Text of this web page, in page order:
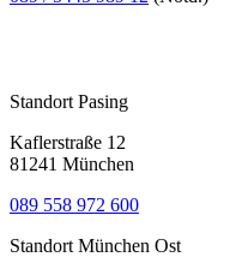
Standort Pasing
Kaflerstraße 12
81241 München
089 558 972 600
Standort München Ost